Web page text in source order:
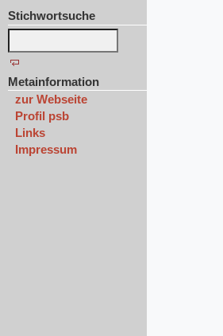
Stichwortsuche
Metainformation
zur Webseite
Profil psb
Links
Impressum